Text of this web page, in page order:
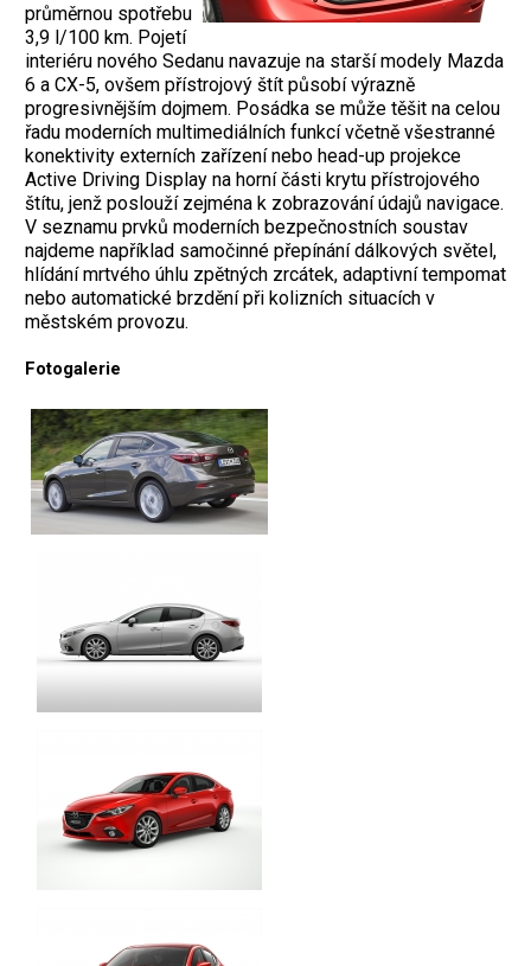
průměrnou spotřebu
3,9 l/100 km. Pojetí
interiéru nového Sedanu navazuje na starší modely Mazda
6 a CX-5, ovšem přístrojový štít působí výrazně
progresivnějším dojmem. Posádka se může těšit na celou
řadu moderních multimediálních funkcí včetně všestranné
konektivity externích zařízení nebo head-up projekce
Active Driving Display na horní části krytu přístrojového
štítu, jenž poslouží zejména k zobrazování údajů navigace.
V seznamu prvků moderních bezpečnostních soustav
najdeme například samočinné přepínání dálkových světel,
hlídání mrtvého úhlu zpětných zrcátek, adaptivní tempomat
nebo automatické brzdění při kolizních situacích v
městském provozu.
Fotogalerie